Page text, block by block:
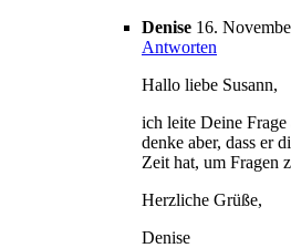
Denise 16.
Antworten
Hallo liebe Susann,
ich leite Deine
denke aber, dass er
Zeit hat, um Fragen
Herzliche Grüße,
Denise